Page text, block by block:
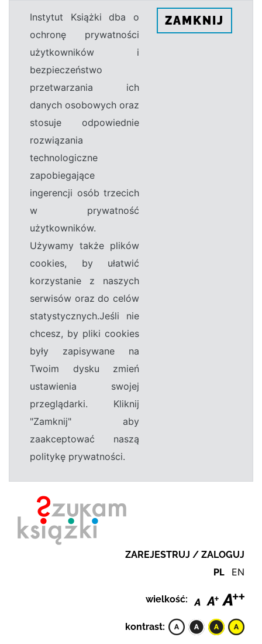
Instytut Książki dba o
ochronę prywatności
użytkowników i
bezpieczeństwo
przetwarzania ich
danych osobowych oraz
stosuje odpowiednie
rozwiązania
technologiczne
zapobiegające
ingerencji osób trzecich
w prywatność
użytkowników.
Używamy także plików
cookies, by ułatwić
korzystanie z naszych
serwisów oraz do celów
statystycznych.Jeśli nie
chcesz, by pliki cookies
były zapisywane na
Twoim dysku zmień
ustawienia swojej
przeglądarki. Kliknij
"Zamknij" aby
zaakceptować naszą
politykę prywatności.
ZAMKNIJ
ZAREJESTRUJ / ZALOGUJ
PL EN
wielkość:
kontrast: